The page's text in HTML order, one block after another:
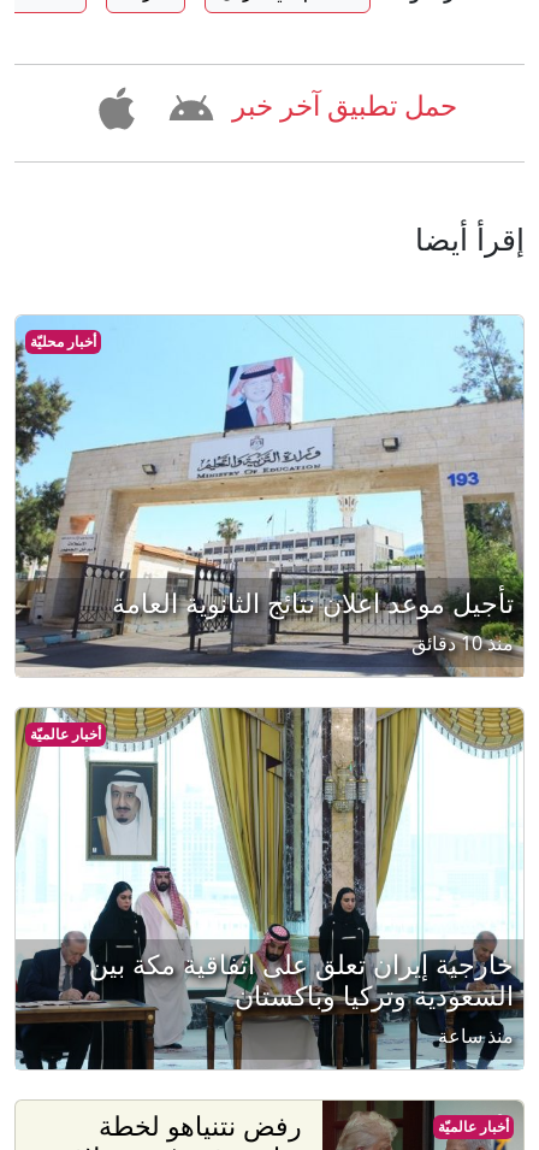
حمل تطبيق آخر خبر
إقرأ أيضا
أخبار محليّة
تأجيل موعد اعلان نتائج الثانوية العامة
منذ 10 دقائق
أخبار عالميّة
خارجية إيران تعلق على اتفاقية مكة بين
السعودية وتركيا وباكستان
منذ ساعة
رفض نتنياهو لخطة
أخبار عالميّة